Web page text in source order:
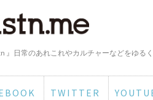
日常のあれこれやカルチャーなどをゆるく
TWITTER